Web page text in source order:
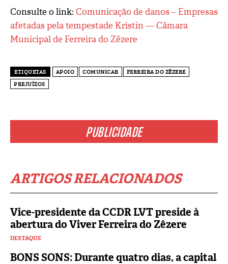
PUBLICIDADE
ARTIGOS RELACIONADOS
Vice-presidente da CCDR LVT preside à
abertura do Viver Ferreira do Zêzere
DESTAQUE
BONS SONS: Durante quatro dias, a capital
Consulte o link: Comunicação de danos – Empresas
afetadas pela tempestade Kristin — Câmara
Municipal de Ferreira do Zêzere
ETIQUETAS APOIO COMUNICAR
FERREIRA DO ZÊZERE
PREJUÍZOS